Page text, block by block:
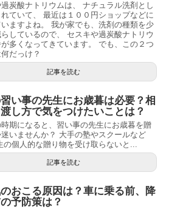
炭酸ナトリウムは、 ナチュラル洗剤とし
ていて、 最近は１００円ショップなどに
いますよね。 我が家でも、洗剤の種類を少
らしているので、 セスキや過炭酸ナトリウ
多くなってきています。 でも、この２つ
だっけ？
記事を読む
い事の先生にお歳暮は必要？相
し方で気をつけたいことは？
期になると、習い事の先生にお歳暮を贈
いませんか？ 大手の塾やスクールなど
の個人的な贈り物を受け取らないと...
記事を読む
おこる原因は？車に乗る前、降
予防策は？